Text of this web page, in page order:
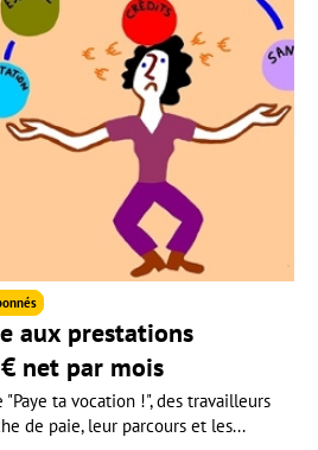
aux prestations
net par mois
ta vocation !", des travailleurs
de paie, leur parcours et les...